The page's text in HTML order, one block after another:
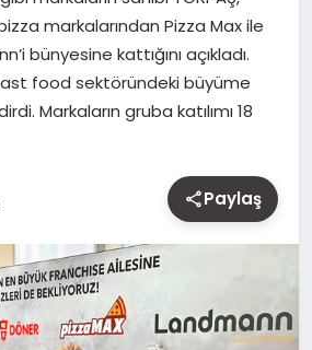
markalarından Pizza Max ile
bünyesine kattığını açıkladı.
food sektöründeki büyüme
Markaların gruba katılımı 18
Paylaş